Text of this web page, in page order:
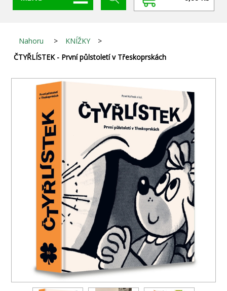
Nahoru > KNÍŽKY
>
ČTYŘLÍSTEK - První půlstoletí v Třeskoprskách